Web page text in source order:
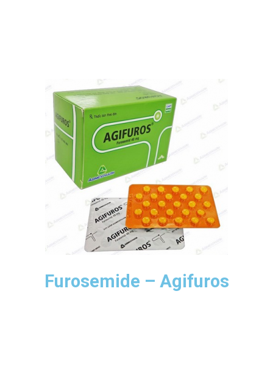
Furosemide – Agifuros